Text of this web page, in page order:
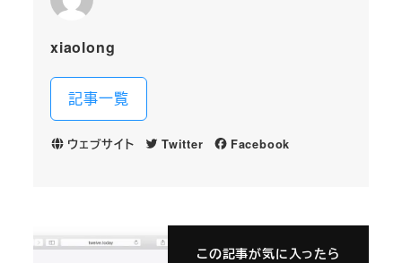
xiaolong
記事一覧
ウェブサイト Twitter Facebook
この記事が気に入ったら